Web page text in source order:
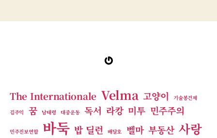
Gravatar
The Internationale Velma 고양이
기술봉건제
김주익
꿈 남태령 대중운동 독서 라캉 미투 민주주의
민주진보연합 바둑 밥 딜런 배달호 벨마 부동산 사랑